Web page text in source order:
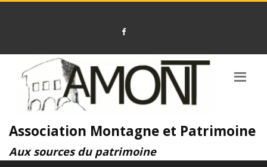
Association Montagne et Patrimoine
Aux sources du patrimoine